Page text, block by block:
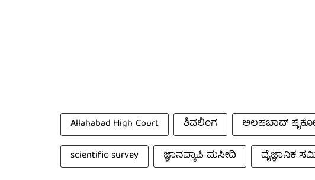
Allahabad High Court ಶಿವಲಿಂಗ ಅಲಹಬಾದ್
scientific survey
ಜ್ಞಾನವ್ಯಾಪಿ ಮಸೀದಿ ವೈಜ್ಞಾನಿಕ